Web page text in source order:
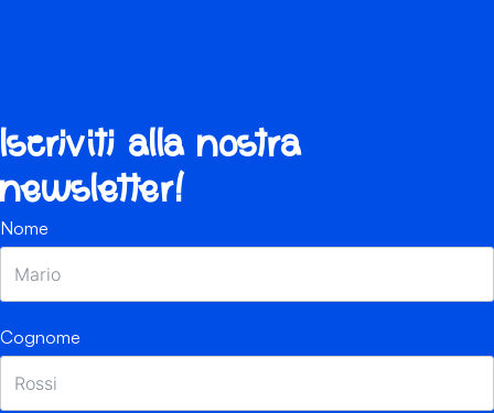
Iscriviti alla nostra
newsletter!
Nome
Cognome